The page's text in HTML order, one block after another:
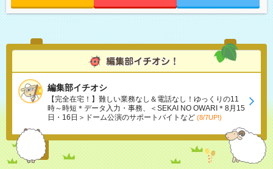
編集部イチオシ
【完全在宅！】難しい業務なし＆電話なし！ゆっくりの11
時～時短＊データ入力・事務、＜SEKAI NO OWARI＊8月15
日・16日＞ドーム公演のサポートバイトなど (8/7UP!)